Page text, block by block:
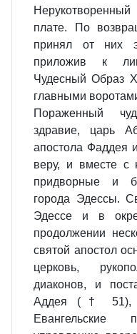
плате. По
принял от них
приложив к
Чудесный Образ
главными
Пораженный
здравие, царь
апостола Фаддея
веру, и вместе с
придворные и
города Эдессы.
Эдессе и в
продолжении
святой апостол
церковь,
диаконов, и
Аддея († 51),